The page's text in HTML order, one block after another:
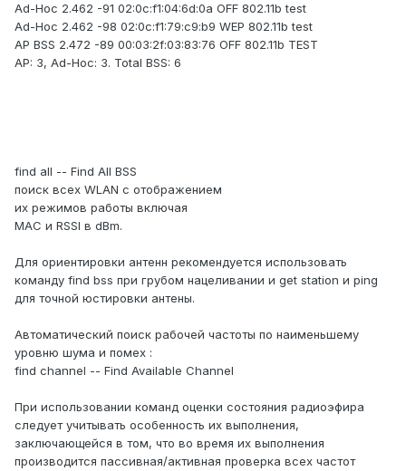
Ad-Hoc 2.462 -91 02:0c:f1:04:6d:0a OFF 802.11b test
Ad-Hoc 2.462 -98 02:0c:f1:79:c9:b9 WEP 802.11b test
AP BSS 2.472 -89 00:03:2f:03:83:76 OFF 802.11b TEST
AP: 3, Ad-Hoc: 3. Total BSS: 6
find all -- Find All BSS
поиск всех WLAN с отображением
их режимов работы включая
MAC и RSSI в dBm.
Для ориентировки антенн рекомендуется использовать
команду find bss при грубом нацеливании и get station и ping
для точной юстировки антены.
Автоматический поиск рабочей частоты по наименьшему
уровню шума и помех :
find channel -- Find Available Channel
При использовании команд оценки состояния радиоэфира
следует учитывать особенность их выполнения,
заключающейся в том, что во время их выполнения
производится пассивная/активная проверка всех частот